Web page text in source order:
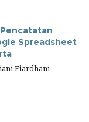
Spreadsheet
Fiardhani